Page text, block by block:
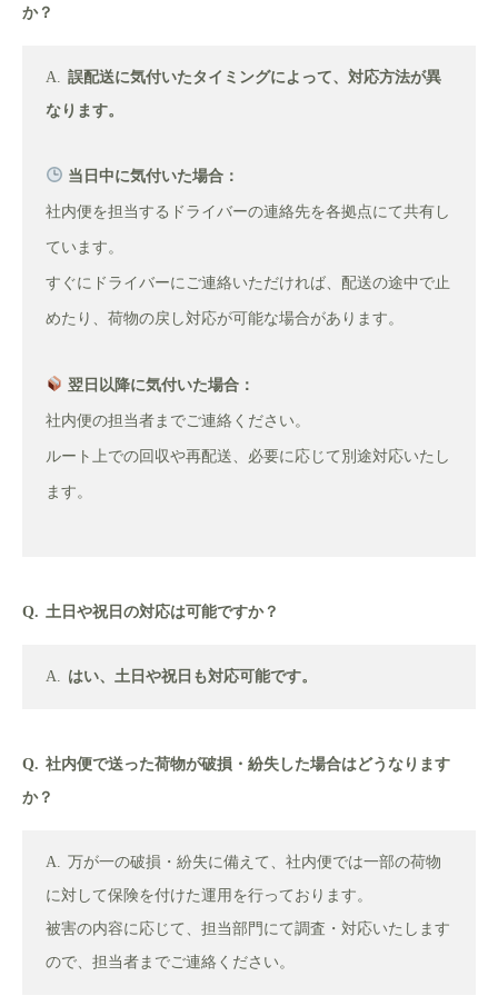
か？
誤配送に気付いたタイミングによって、対応方法が異
なります。
当日中に気付いた場合：
社内便を担当するドライバーの連絡先を各拠点にて共有し
ています。
すぐにドライバーにご連絡いただければ、配送の途中で止
めたり、荷物の戻し対応が可能な場合があります。
翌日以降に気付いた場合：
社内便の担当者までご連絡ください。
ルート上での回収や再配送、必要に応じて別途対応いたし
ます。
土日や祝日の対応は可能ですか？
はい、土日や祝日も対応可能です。
社内便で送った荷物が破損・紛失した場合はどうなります
か？
万が一の破損・紛失に備えて、社内便では一部の荷物
に対して保険を付けた運用を行っております。
被害の内容に応じて、担当部門にて調査・対応いたします
ので、担当者までご連絡ください。